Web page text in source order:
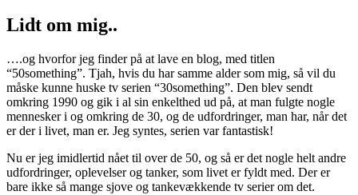
Lidt om mig..
….og hvorfor jeg finder på at lave en blog, med titlen
“50something”. Tjah, hvis du har samme alder som mig, så vil du
måske kunne huske tv serien “30something”. Den blev sendt
omkring 1990 og gik i al sin enkelthed ud på, at man fulgte nogle
mennesker i og omkring de 30, og de udfordringer, man har, når det
er der i livet, man er. Jeg syntes, serien var fantastisk!
Nu er jeg imidlertid nået til over de 50, og så er det nogle helt andre
udfordringer, oplevelser og tanker, som livet er fyldt med. Der er
bare ikke så mange sjove og tankevækkende tv serier om det.